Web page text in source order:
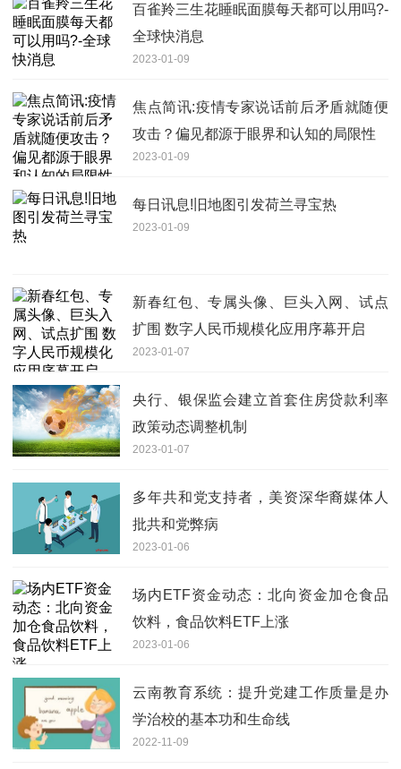
百雀羚三生花睡眠面膜每天都可以用吗?-
全球快消息
2023-01-09
焦点简讯:疫情专家说话前后矛盾就随便
攻击？偏见都源于眼界和认知的局限性
2023-01-09
每日讯息!旧地图引发荷兰寻宝热
2023-01-09
新春红包、专属头像、巨头入网、试点
扩围 数字人民币规模化应用序幕开启
2023-01-07
央行、银保监会建立首套住房贷款利率
政策动态调整机制
2023-01-07
多年共和党支持者，美资深华裔媒体人
批共和党弊病
2023-01-06
场内ETF资金动态：北向资金加仓食品
饮料，食品饮料ETF上涨
2023-01-06
云南教育系统：提升党建工作质量是办
学治校的基本功和生命线
2022-11-09